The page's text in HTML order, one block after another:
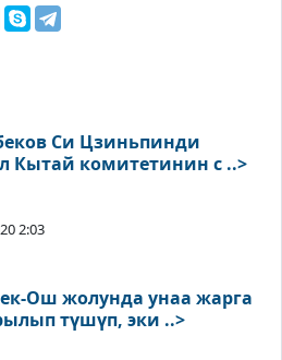
Си Цзиньпинди
Кытай комитетинин с ..>
2:03
Ош жолунда унаа жарга
аңтарылып түшүп, эки ..>